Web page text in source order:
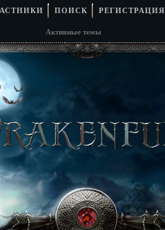
ПОИСК РЕГИСТРАЦИЯ
Активные темы